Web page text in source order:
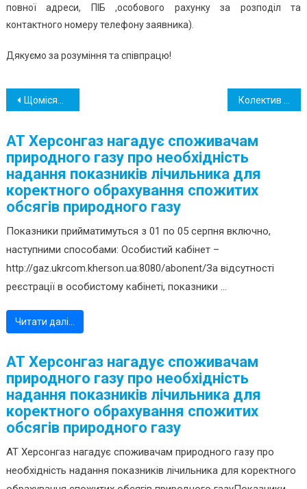
повної адреси, ПІБ ,особового рахунку за розподіл та
контактного номеру телефону заявника).
Дякуємо за розуміння та співпрацю!
Навігація
Щомісячний паспорт природного газу за квітень 2025 р.
АТ Херсонгаз нагадує споживачам
природного газу про необхідність
надання показників лічильника для
коректного обрахування спожитих
обсягів природного газу
Показники прийматимуться з 01 по 05 серпня включно,
наступними способами: Особистий кабінет –
http://gaz.ukrcom.kherson.ua:8080/abonent/За відсутності
реєстрації в особистому кабінеті, показники ...
Читати далі…
АТ Херсонгаз нагадує споживачам
природного газу про необхідність
надання показників лічильника для
коректного обрахування спожитих
обсягів природного газу
АТ Херсонгаз нагадує споживачам природного газу про
необхідність надання показників лічильника для коректного